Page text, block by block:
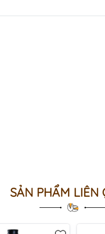
SẢN PHẨM LIÊN